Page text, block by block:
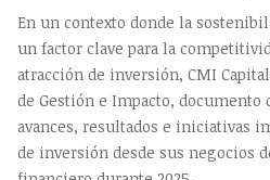
En un contexto donde la
un factor clave para la
atracción de inversión, CMI
de Gestión e Impacto,
avances, resultados e iniciativas
de inversión desde sus negocios